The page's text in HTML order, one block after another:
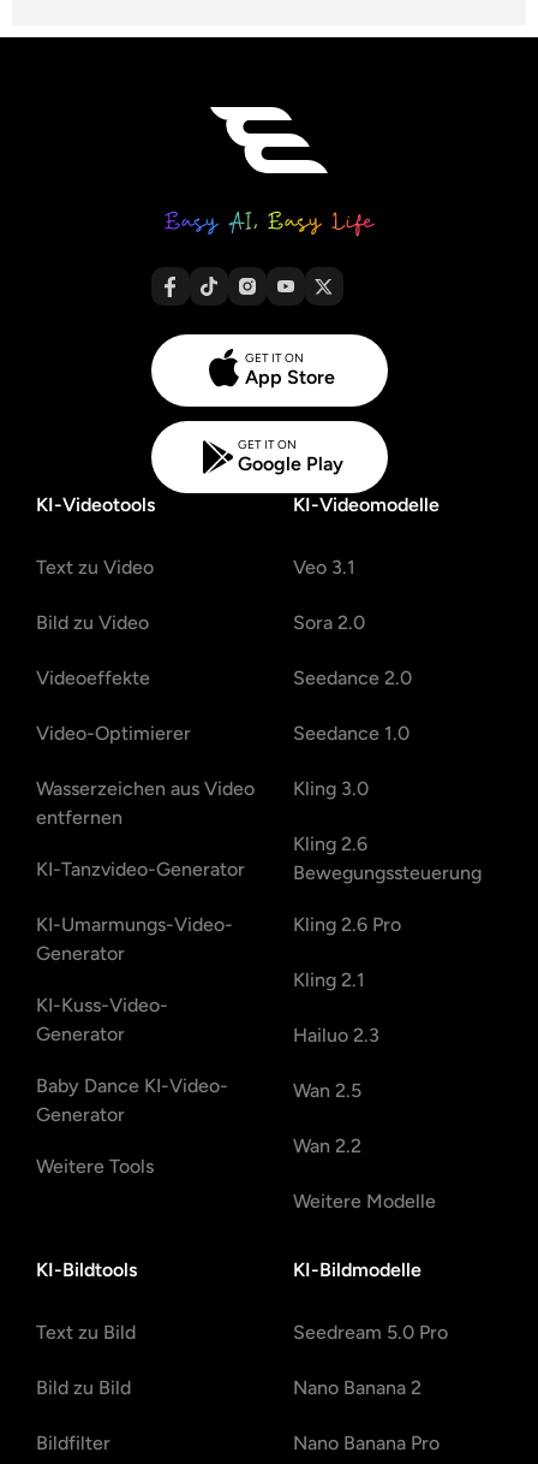
GET IT ON
App Store
GET IT ON
Google Play
KI-Videotools
Text zu Video
Bild zu Video
Videoeffekte
Video-Optimierer
Wasserzeichen aus Video
entfernen
KI-Tanzvideo-Generator
KI-Umarmungs-Video-
Generator
KI-Kuss-Video-
Generator
Baby Dance KI-Video-
Generator
Weitere Tools
KI-Videomodelle
Veo 3.1
Sora 2.0
Seedance 2.0
Seedance 1.0
Kling 3.0
Kling 2.6
Bewegungssteuerung
Kling 2.6 Pro
Kling 2.1
Hailuo 2.3
Wan 2.5
Wan 2.2
Weitere Modelle
KI-Bildtools
Text zu Bild
Bild zu Bild
Bildfilter
KI-Bildmodelle
Seedream 5.0 Pro
Nano Banana 2
Nano Banana Pro